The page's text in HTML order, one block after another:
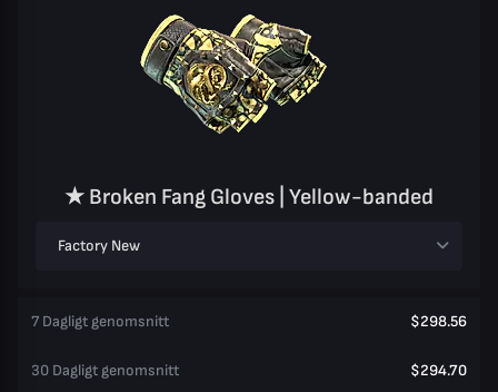
★ Broken Fang Gloves | Yellow-banded
Factory New
7 Dagligt genomsnitt $298.56
30 Dagligt genomsnitt
$294.70